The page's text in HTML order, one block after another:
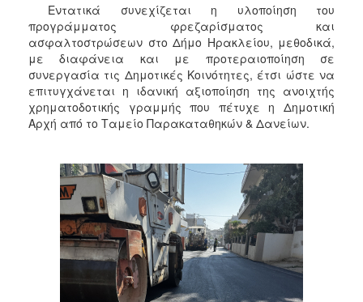
Εντατικά συνεχίζεται η υλοποίηση του
προγράμματος φρεζαρίσματος και
ασφαλτοστρώσεων στο Δήμο Ηρακλείου, μεθοδικά,
με διαφάνεια και με προτεραιοποίηση σε
συνεργασία τις Δημοτικές Κοινότητες, έτσι ώστε να
επιτυγχάνεται η ιδανική αξιοποίηση της ανοιχτής
χρηματοδοτικής γραμμής που πέτυχε η Δημοτική
Αρχή από το Ταμείο Παρακαταθηκών & Δανείων.